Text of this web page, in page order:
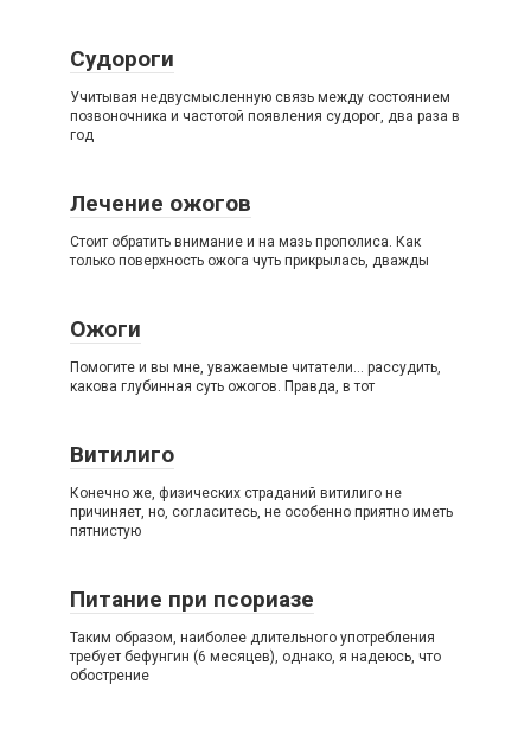
Судороги
Учитывая недвусмысленную связь между состоянием
позвоночника и частотой появления судорог, два раза в
год
Лечение ожогов
Стоит обратить внимание и на мазь прополиса. Как
только поверхность ожога чуть прикрылась, дважды
Ожоги
Помогите и вы мне, уважаемые читатели… рассудить,
какова глубинная суть ожогов. Правда, в тот
Витилиго
Конечно же, физических страданий витилиго не
причиняет, но, согласитесь, не особенно приятно иметь
пятнистую
Питание при псориазе
Таким образом, наиболее длительного употребления
требует бефунгин (6 месяцев), однако, я надеюсь, что
обострение